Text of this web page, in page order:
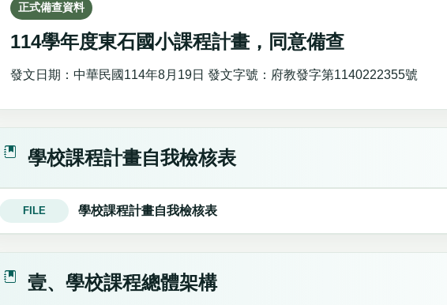
正式備查資料
114學年度東石國小課程計畫，同意備查
發文日期：中華民國114年8月19日 發文字號：府教發字第1140222355號
學校課程計畫自我檢核表
FILE 學校課程計畫自我檢核表
壹、學校課程總體架構